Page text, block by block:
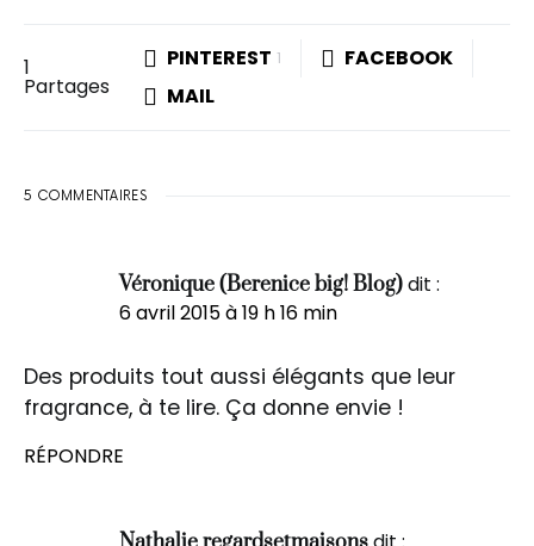
1
Partages
PINTEREST 1
FACEBOOK
MAIL
5 COMMENTAIRES
Véronique (Berenice big! Blog)dit :
6 avril 2015 à 19 h 16 min
Des produits tout aussi élégants que leur
fragrance, à te lire. Ça donne envie !
RÉPONDRE